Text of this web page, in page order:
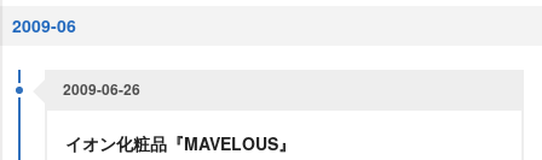
2009-06
2009-06-26
イオン化粧品『MAVELOUS』